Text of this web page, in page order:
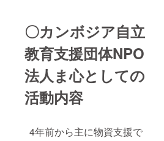
〇カンボジア自立
教育支援団体NPO
法人ま心としての
活動内容
4年前から主に物資支援で